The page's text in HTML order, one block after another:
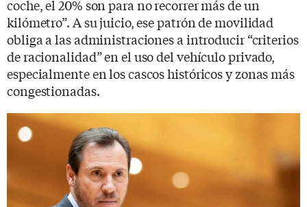
coche, el 20% son para no recorrer más de un
kilómetro”. A su juicio, ese patrón de movilidad
obliga a las administraciones a introducir “criterios
de racionalidad” en el uso del vehículo privado,
especialmente en los cascos históricos y zonas más
congestionadas.